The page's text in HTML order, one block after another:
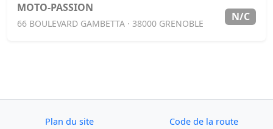
MOTO-PASSION
66 BOULEVARD GAMBETTA · 38000 GRENOBLE
N/C
Plan du site Code de la route